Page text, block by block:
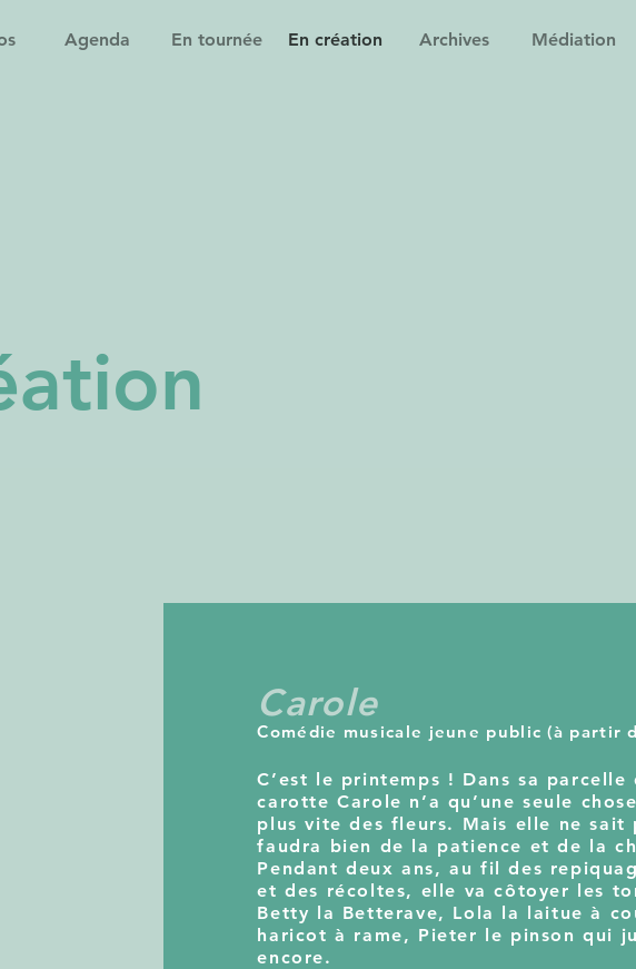
Agenda En tournée En création Archives Médiation
Carole
Comédie musicale jeune public (à partir
C’est le printemps ! Dans sa
carotte Carole n’a qu’une seule
plus vite des fleurs. Mais elle ne sait
faudra bien de la patience et de la
Pendant deux ans, au fil des
et des récoltes, elle va côtoyer les
Betty la Betterave, Lola la laitue à
haricot à rame, Pieter le pinson qui
encore.